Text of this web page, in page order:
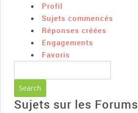
Profil
Sujets commencés
Réponses créées
Engagements
Favoris
Sujets sur les Forums